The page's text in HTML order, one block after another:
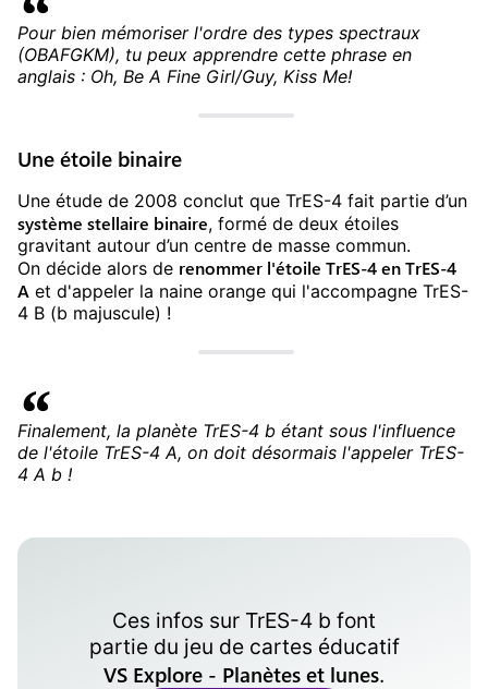
Pour bien mémoriser l'ordre des types spectraux
(OBAFGKM), tu peux apprendre cette phrase en
anglais : Oh, Be A Fine Girl/Guy, Kiss Me!
Une étoile binaire
Une étude de 2008 conclut que TrES-4 fait partie d’un
système stellaire binaire, formé de deux étoiles
gravitant autour d’un centre de masse commun.
On décide alors de renommer l'étoile TrES-4 en TrES-4
A et d'appeler la naine orange qui l'accompagne TrES-
4 B (b majuscule) !
Finalement, la planète TrES-4 b étant sous l'influence
de l'étoile TrES-4 A, on doit désormais l'appeler TrES-
4 A b !
Ces infos sur TrES-4 b font
partie du jeu de cartes éducatif
VS Explore - Planètes et lunes.